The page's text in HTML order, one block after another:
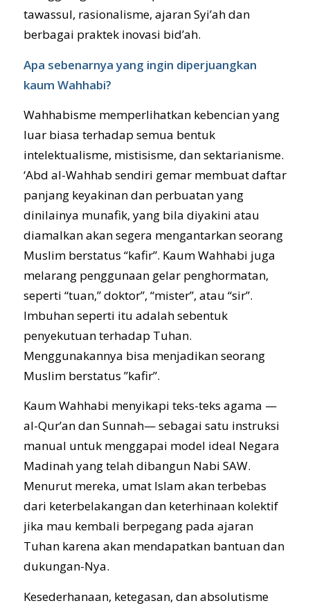
tawassul, rasionalisme, ajaran Syi’ah dan
berbagai praktek inovasi bid’ah.
Apa sebenarnya yang ingin diperjuangkan
kaum Wahhabi?
Wahhabisme memperlihatkan kebencian yang
luar biasa terhadap semua bentuk
intelektualisme, mistisisme, dan sektarianisme.
‘Abd al-Wahhab sendiri gemar membuat daftar
panjang keyakinan dan perbuatan yang
dinilainya munafik, yang bila diyakini atau
diamalkan akan segera mengantarkan seorang
Muslim berstatus “kafir”. Kaum Wahhabi juga
melarang penggunaan gelar penghormatan,
seperti “tuan,” doktor”, “mister”, atau “sir”.
Imbuhan seperti itu adalah sebentuk
penyekutuan terhadap Tuhan.
Menggunakannya bisa menjadikan seorang
Muslim berstatus ”kafir”.
Kaum Wahhabi menyikapi teks-teks agama —
al-Qur’an dan Sunnah— sebagai satu instruksi
manual untuk menggapai model ideal Negara
Madinah yang telah dibangun Nabi SAW.
Menurut mereka, umat Islam akan terbebas
dari keterbelakangan dan keterhinaan kolektif
jika mau kembali berpegang pada ajaran
Tuhan karena akan mendapatkan bantuan dan
dukungan-Nya.
Kesederhanaan, ketegasan, dan absolutisme